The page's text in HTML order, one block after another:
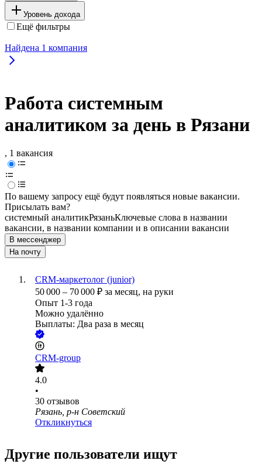
Уровень дохода
Ещё фильтры
Найдена 1 компания
Работа системным
аналитиком за день в Рязани
, 1 вакансия
По вашему запросу ещё будут появляться новые вакансии.
Присылать вам?
системный аналитикРязаньКлючевые слова в названии
вакансии, в названии компании и в описании вакансии
В мессенджер
На почту
CRM-маркетолог (junior)
50 000 – 70 000 ₽ за месяц, на руки
Опыт 1-3 года
Можно удалённо
Выплаты: Два раза в месяц
CRM-group
4.0
•
30 отзывов
Рязань, р-н Советский
Откликнуться
Другие пользователи ищут